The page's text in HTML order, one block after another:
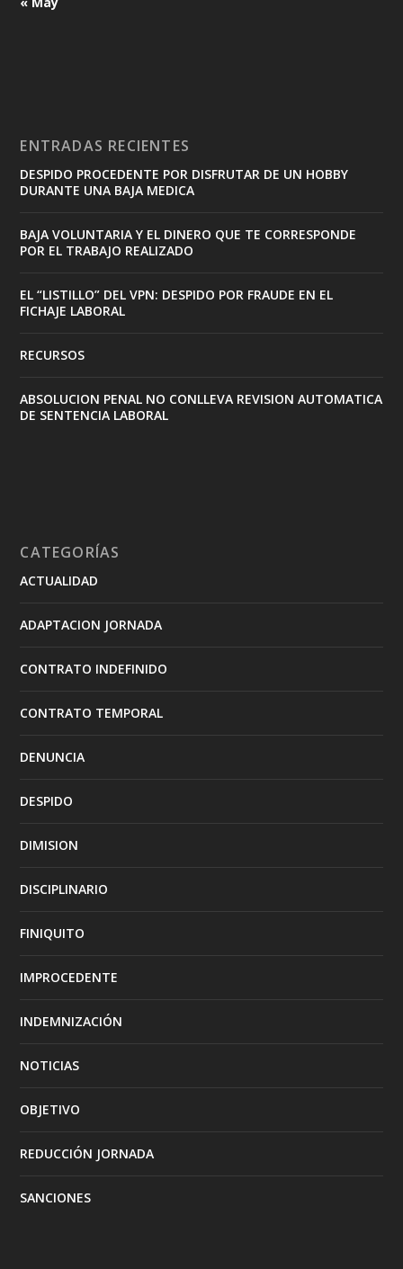
ENTRADAS RECIENTES
DESPIDO PROCEDENTE POR DISFRUTAR DE UN HOBBY
DURANTE UNA BAJA MEDICA
BAJA VOLUNTARIA Y EL DINERO QUE TE CORRESPONDE
POR EL TRABAJO REALIZADO
EL “LISTILLO” DEL VPN: DESPIDO POR FRAUDE EN EL
FICHAJE LABORAL
RECURSOS
ABSOLUCION PENAL NO CONLLEVA REVISION AUTOMATICA
DE SENTENCIA LABORAL
CATEGORÍAS
ACTUALIDAD
ADAPTACION JORNADA
CONTRATO INDEFINIDO
CONTRATO TEMPORAL
DENUNCIA
DESPIDO
DIMISION
DISCIPLINARIO
FINIQUITO
IMPROCEDENTE
INDEMNIZACIÓN
NOTICIAS
OBJETIVO
REDUCCIÓN JORNADA
SANCIONES